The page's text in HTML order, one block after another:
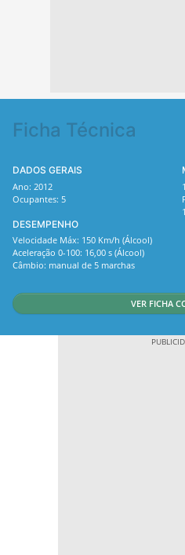
Ficha Técnica
DADOS GERAIS
Ano: 2012
Ocupantes: 5
DESEMPENHO
Velocidade Máx: 150 Km/h (Álcool)
Aceleração 0-100: 16,00 s (Álcool)
Câmbio: manual de 5 marchas
VER FICHA